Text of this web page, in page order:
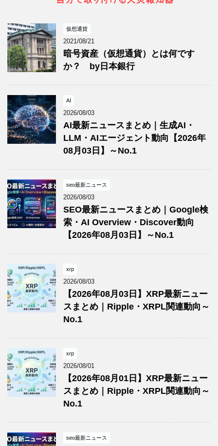
仮想通貨
2021/08/21
暗号資産（仮想通貨）とは何です
か？ by日本銀行
AI
2026/08/03
AI最新ニュースまとめ｜生成AI・
LLM・AIエージェント動向【2026年
08月03日】～No.1
seo最新ニュース
2026/08/03
SEO最新ニュースまとめ｜Google検
索・AI Overview・Discover動向
【2026年08月03日】～No.1
xrp
2026/08/03
【2026年08月03日】XRP最新ニュー
スまとめ｜Ripple・XRPL関連動向～
No.1
xrp
2026/08/01
【2026年08月01日】XRP最新ニュー
スまとめ｜Ripple・XRPL関連動向～
No.1
seo最新ニュース